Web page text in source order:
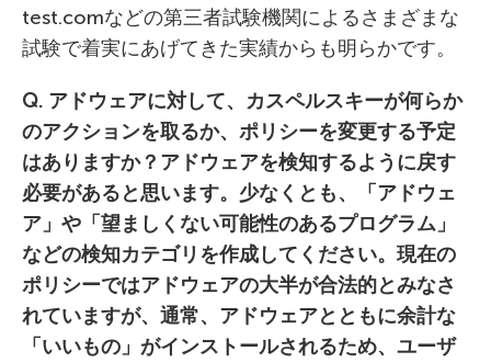
test.comなどの第三者試験機関によるさまざまな
試験で着実にあげてきた実績からも明らかです。
Q. アドウェアに対して、カスペルスキーが何らか
のアクションを取るか、ポリシーを変更する予定
はありますか？アドウェアを検知するように戻す
必要があると思います。少なくとも、「アドウェ
ア」や「望ましくない可能性のあるプログラム」
などの検知カテゴリを作成してください。現在の
ポリシーではアドウェアの大半が合法的とみなさ
れていますが、通常、アドウェアとともに余計な
「いいもの」がインストールされるため、ユーザ